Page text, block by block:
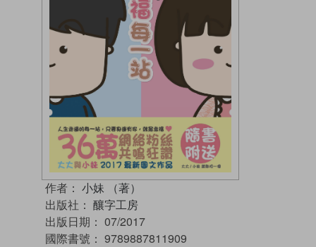
作者： 小妹 （著）
出版社： 釀字工房
出版日期： 07/2017
國際書號： 9789887811909